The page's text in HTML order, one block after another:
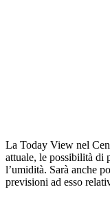
La Today View nel
attuale, le possibilità di
l’umidità. Sarà anche
previsioni ad esso